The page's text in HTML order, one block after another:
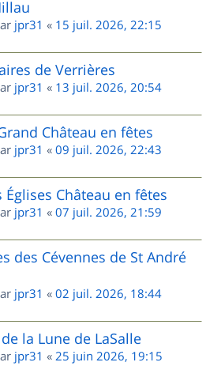
jpr31 « 15 juil. 2026, 22:15
de Verrières
jpr31 « 13 juil. 2026, 20:54
Château en fêtes
jpr31 « 09 juil. 2026, 22:43
Églises Château en fêtes
jpr31 « 07 juil. 2026, 21:59
des Cévennes de St André
jpr31 « 02 juil. 2026, 18:44
la Lune de LaSalle
jpr31 « 25 juin 2026, 19:15